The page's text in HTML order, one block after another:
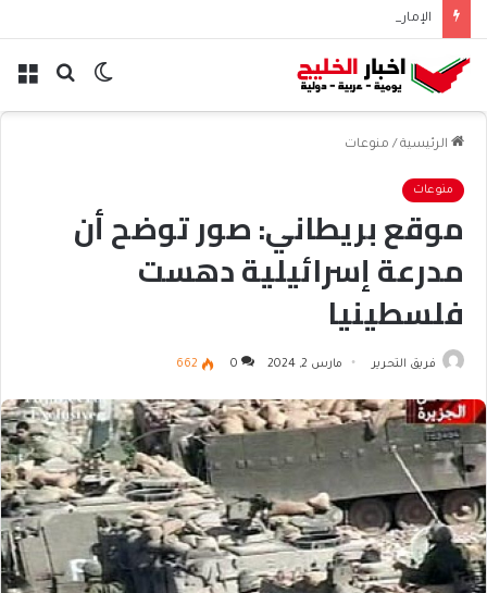
الإمارات ترسل 5 قوافل بـ663 طناً من المساعدات إلى غزة
بحث الوضع
الرئيسية / منوعات
منوعات
موقع بريطاني: صور توضح أن
مدرعة إسرائيلية دهست
فلسطينيا
فريق التحرير مارس 2, 2024 0
662